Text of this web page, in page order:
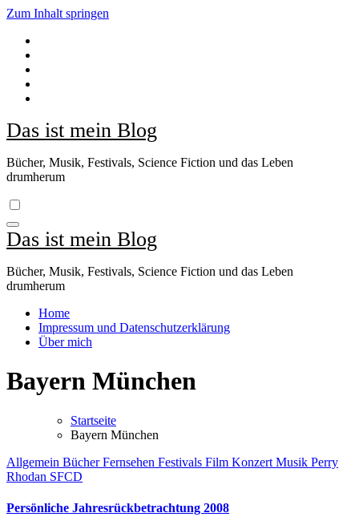
Zum Inhalt springen
Das ist mein Blog
Bücher, Musik, Festivals, Science Fiction und das Leben
drumherum
Das ist mein Blog
Bücher, Musik, Festivals, Science Fiction und das Leben
drumherum
Home
Impressum und Datenschutzerklärung
Über mich
Bayern München
Startseite
Bayern München
Allgemein BücherFernsehen Festivals Film Konzert Musik Perry
Rhodan SFCD
Persönliche Jahresrückbetrachtung 2008